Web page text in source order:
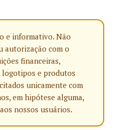
e informativo. Não
autorização com o
financeiras,
logotipos e produtos
unicamente com
em hipótese alguma,
nossos usuários.